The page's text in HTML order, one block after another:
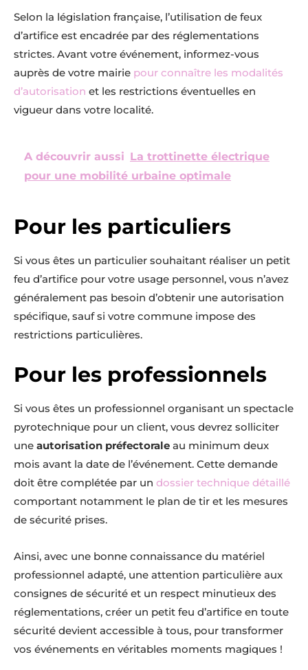
Selon la législation française, l’utilisation de feux
d’artifice est encadrée par des réglementations
strictes. Avant votre événement, informez-vous
auprès de votre mairie pour connaître les modalités
d’autorisation et les restrictions éventuelles en
vigueur dans votre localité.
A découvrir aussi La trottinette électrique
pour une mobilité urbaine optimale
Pour les particuliers
Si vous êtes un particulier souhaitant réaliser un petit
feu d’artifice pour votre usage personnel, vous n’avez
généralement pas besoin d’obtenir une autorisation
spécifique, sauf si votre commune impose des
restrictions particulières.
Pour les professionnels
Si vous êtes un professionnel organisant un spectacle
pyrotechnique pour un client, vous devrez solliciter
une autorisation préfectorale au minimum deux
mois avant la date de l’événement. Cette demande
doit être complétée par un dossier technique détaillé
comportant notamment le plan de tir et les mesures
de sécurité prises.
Ainsi, avec une bonne connaissance du matériel
professionnel adapté, une attention particulière aux
consignes de sécurité et un respect minutieux des
réglementations, créer un petit feu d’artifice en toute
sécurité devient accessible à tous, pour transformer
vos événements en véritables moments magiques !